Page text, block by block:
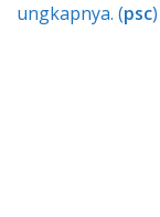
ungkapnya. (psc)